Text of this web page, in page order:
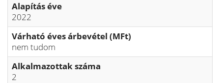
Alapítás éve
2022
Várható éves árbevétel (MFt)
nem tudom
Alkalmazottak száma
2